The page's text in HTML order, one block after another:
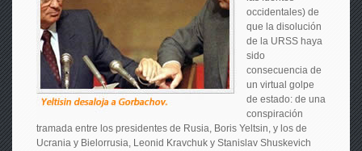
occidentales) de
que la disolución
de la URSS haya
sido
consecuencia de
un virtual golpe
de estado: de una
conspiración
tramada entre los presidentes de Rusia, Boris Yeltsin, y los de
Ucrania y Bielorrusia, Leonid Kravchuk y Stanislav Shuskevich